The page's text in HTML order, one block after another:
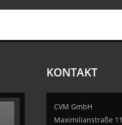
KONTAKT
CVM GmbH
Maximilianstraße 11